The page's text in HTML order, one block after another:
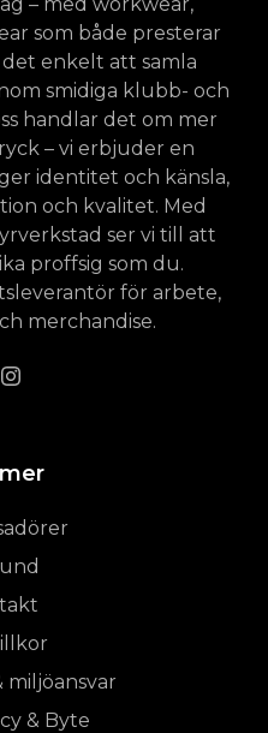
som både presterar
enkelt att samla
smidiga klubb- och
handlar det om mer
– vi erbjuder en
identitet och känsla,
och kvalitet. Med
ser vi till att
proffsig som du.
för arbete,
merchandise.
miljöansvar
& Byte